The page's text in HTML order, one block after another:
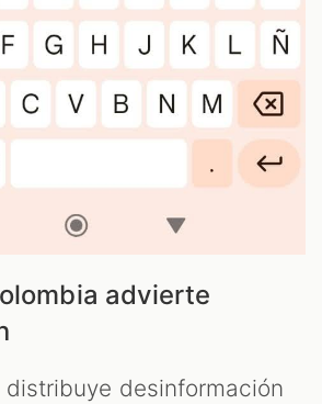
advierte
distribuye desinformación